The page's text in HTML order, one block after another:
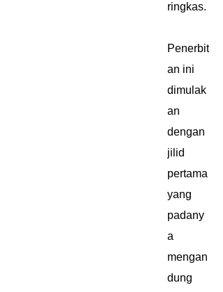
ringkas.
Penerbit
an ini
dimulak
an
dengan
jilid
pertama
yang
padany
a
mengan
dung